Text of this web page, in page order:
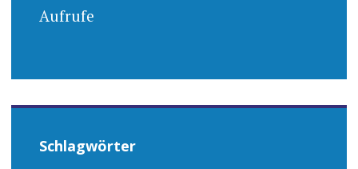
Aufrufe
Schlagwörter